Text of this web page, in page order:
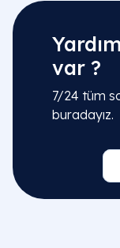
var ?
7/24 tüm
buradayız.